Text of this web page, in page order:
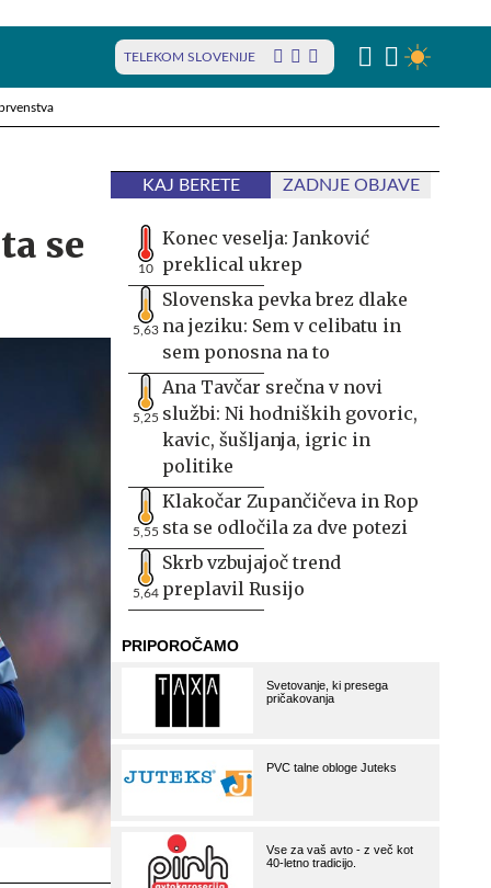
TELEKOM SLOVENIJE
se
KAJ BERETE ZADNJE OBJAVE
10
Konec veselja: Janković
preklical ukrep
5,63
Slovenska pevka brez dlake
na jeziku: Sem v celibatu in
sem ponosna na to
5,25
Ana Tavčar srečna v novi
službi: Ni hodniških govoric,
kavic, šušljanja, igric in
politike
5,55
Klakočar Zupančičeva in Rop
sta se odločila za dve potezi
5,64
Skrb vzbujajoč trend
preplavil Rusijo